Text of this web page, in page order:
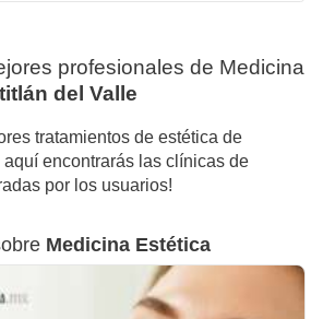
profesionales de Medicina
del Valle
tratamientos de estética de
aquí encontrarás las clínicas de
por los usuarios!
Medicina Estética